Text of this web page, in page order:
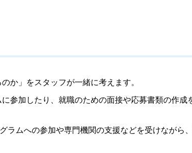
か」をスタッフが一緒に考えます。
参加したり、就職のための面接や応募書類の作成
ラムへの参加や専門機関の支援などを受けながら